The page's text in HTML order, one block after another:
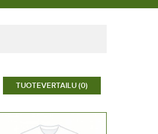
TUOTEVERTAILU (0)